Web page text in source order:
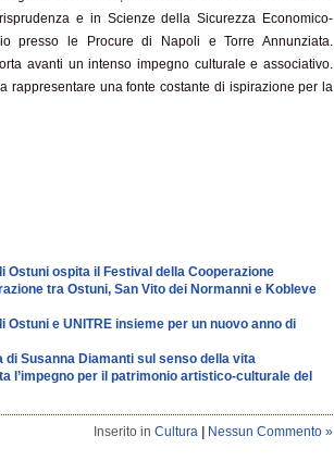
e in Scienze della Sicurezza Economico-
presso le Procure di Napoli e Torre Annunziata.
avanti un intenso impegno culturale e associativo.
rappresentare una fonte costante di ispirazione per la
Ostuni ospita il Festival della Cooperazione
tra Ostuni, San Vito dei Normanni e Kobleve
e UNITRE insieme per un nuovo anno di
Susanna Diamanti sul senso della vita
l’impegno per il patrimonio artistico-culturale del
Inserito in Cultura Nessun Commento »